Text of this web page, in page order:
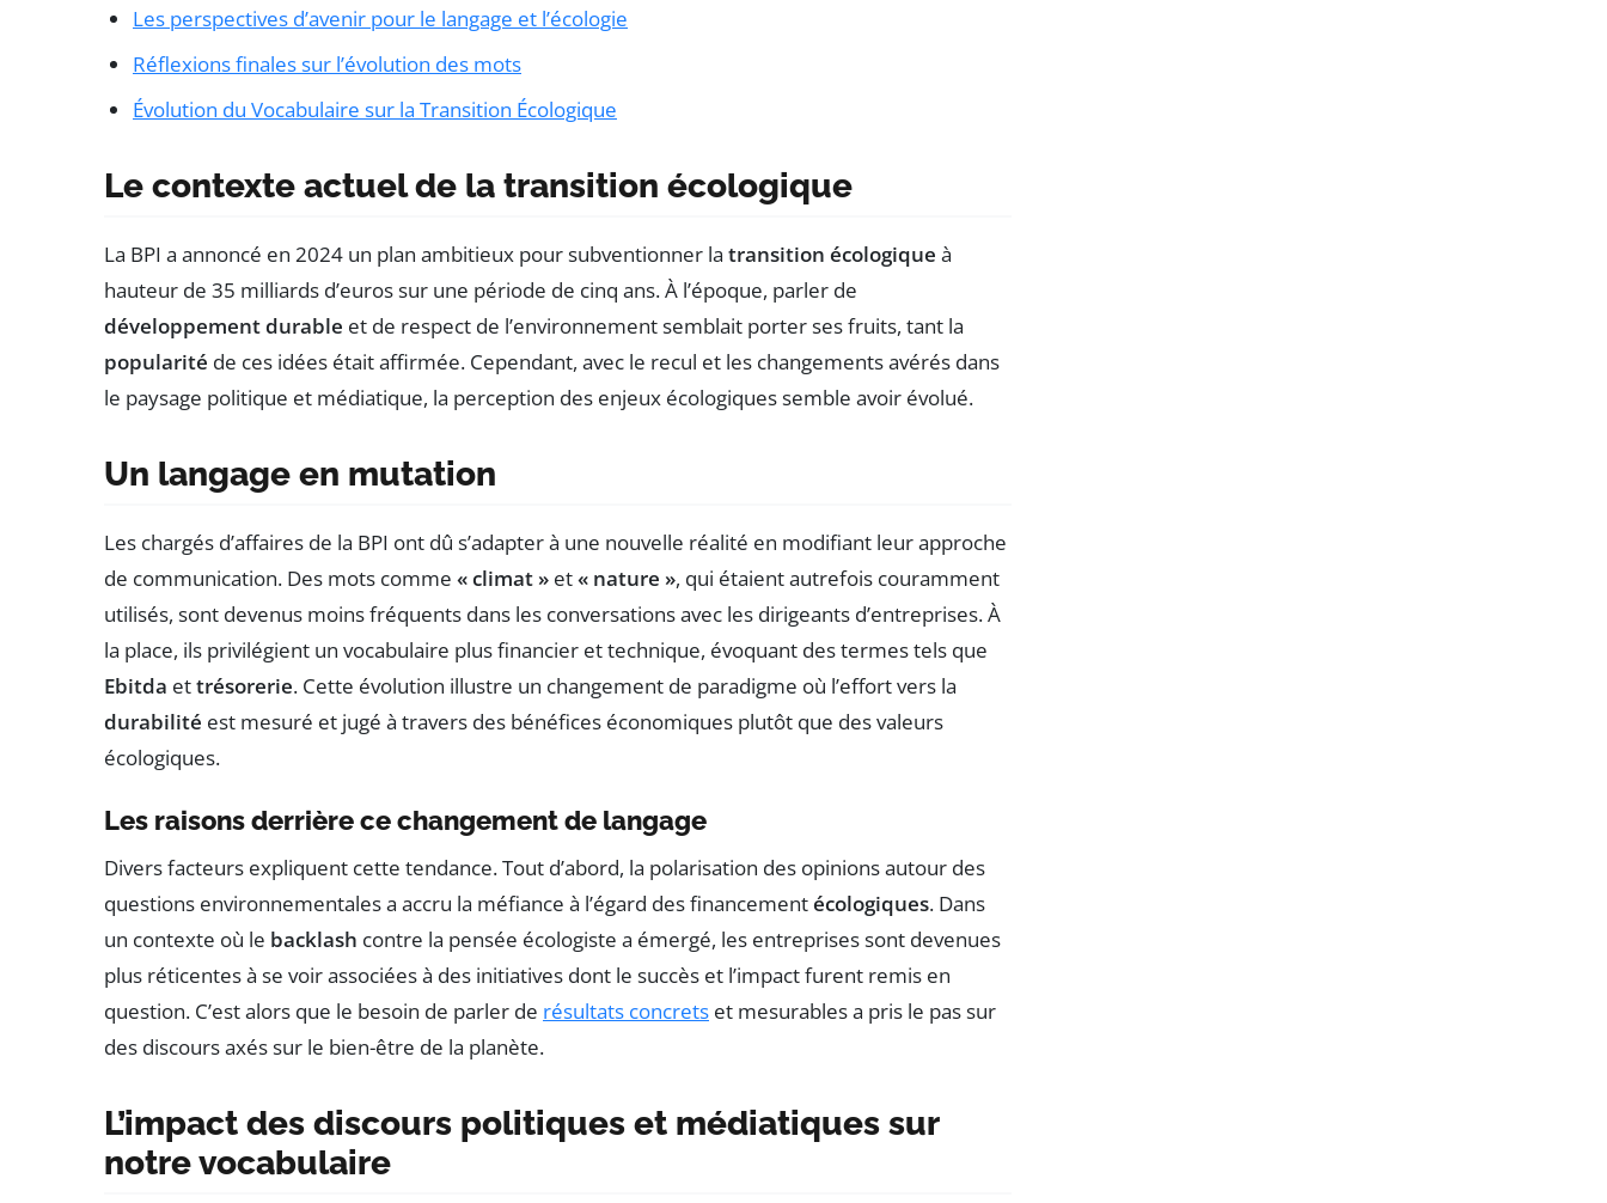
Les perspectives d’avenir pour le langage et l’écologie
Réflexions finales sur l’évolution des mots
Évolution du Vocabulaire sur la Transition Écologique
Le contexte actuel de la transition écologique
La BPI a annoncé en 2024 un plan ambitieux pour subventionner la transition écologique à
hauteur de 35 milliards d’euros sur une période de cinq ans. À l’époque, parler de
développement durable et de respect de l’environnement semblait porter ses fruits, tant la
popularité de ces idées était affirmée. Cependant, avec le recul et les changements avérés dans
le paysage politique et médiatique, la perception des enjeux écologiques semble avoir évolué.
Un langage en mutation
Les chargés d’affaires de la BPI ont dû s’adapter à une nouvelle réalité en modifiant leur approche
de communication. Des mots comme « climat » et« nature », qui étaient autrefois couramment
utilisés, sont devenus moins fréquents dans les conversations avec les dirigeants d’entreprises. À
la place, ils privilégient un vocabulaire plus financier et technique, évoquant des termes tels que
Ebitda ettrésorerie. Cette évolution illustre un changement de paradigme où l’effort vers la
durabilité est mesuré et jugé à travers des bénéfices économiques plutôt que des valeurs
écologiques.
Les raisons derrière ce changement de langage
Divers facteurs expliquent cette tendance. Tout d’abord, la polarisation des opinions autour des
questions environnementales a accru la méfiance à l’égard des financementécologiques. Dans
un contexte où le backlash contre la pensée écologiste a émergé, les entreprises sont devenues
plus réticentes à se voir associées à des initiatives dont le succès et l’impact furent remis en
question. C’est alors que le besoin de parler de résultats concrets et mesurables a pris le pas sur
des discours axés sur le bien-être de la planète.
L’impact des discours politiques et médiatiques sur
notre vocabulaire